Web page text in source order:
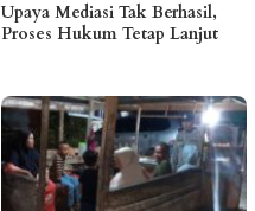
Upaya Mediasi Tak Berhasil,
Proses Hukum Tetap Lanjut